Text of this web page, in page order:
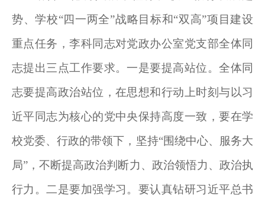
势、学校“四一两全”战略目标和“双高”项目建设
重点任务，李科同志对党政办公室党支部全体同
志提出三点工作要求。一是要提高站位。全体同
志要提高政治站位，在思想和行动上时刻与以习
近平同志为核心的党中央保持高度一致，要在学
校党委、行政的带领下，坚持“围绕中心、服务大
局”，不断提高政治判断力、政治领悟力、政治执
行力。二是要加强学习。要认真钻研习近平总书